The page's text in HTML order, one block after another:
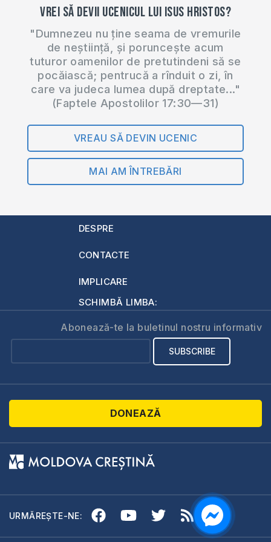
Vrei să devii ucenicul lui Isus Hristos?
"Dumnezeu nu ține seama de vremurile
de neștiință, și poruncește acum
tuturor oamenilor de pretutindeni să se
pocăiască; pentrucă a rînduit o zi, în
care va judeca lumea după dreptate..."
(Faptele Apostolilor 17:30—31)
VREAU SĂ DEVIN UCENIC
MAI AM ÎNTREBĂRI
DESPRE
CONTACTE
IMPLICARE
SCHIMBĂ LIMBA:
Abonează-te la buletinul nostru informativ
DONEAZĂ
URMĂREȘTE-NE: